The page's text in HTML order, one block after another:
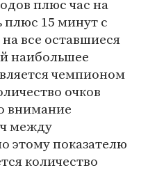
плюс час на
15 минут с
все оставшиеся
наибольшее
чемпионом
очков
внимание
между
этому показателю
количество